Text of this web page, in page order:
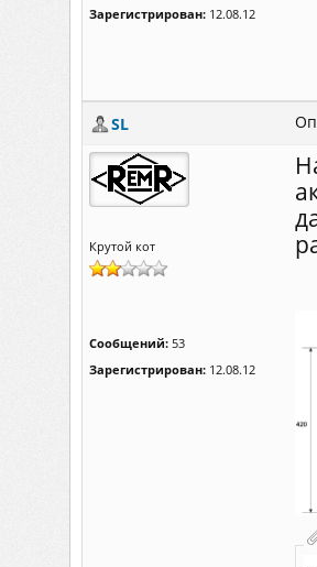
Зарегистрирован: 12.08.12
SL
Крутой кот
Сообщений: 53
Зарегистрирован: 12.08.12